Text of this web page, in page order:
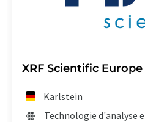
XRF Scientific
Karlstein
Technologie d'analyse